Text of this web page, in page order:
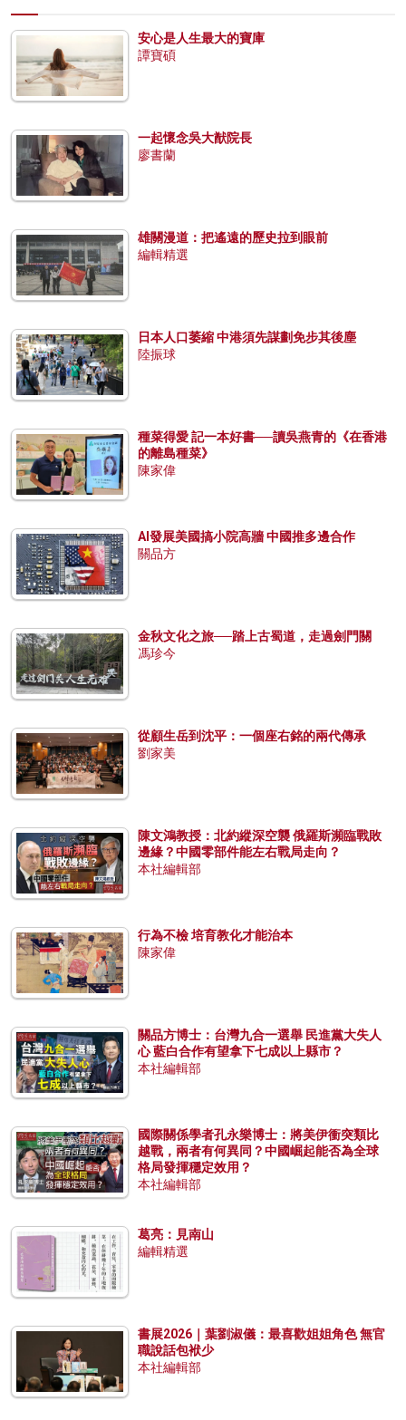
安心是人生最大的寶庫
譚寶碩
一起懷念吳大猷院長
廖書蘭
雄關漫道：把遙遠的歷史拉到眼前
編輯精選
日本人口萎縮 中港須先謀劃免步其後塵
陸振球
種菜得愛 記一本好書──讀吳燕青的《在香港
的離島種菜》
陳家偉
AI發展美國搞小院高牆 中國推多邊合作
關品方
金秋文化之旅──踏上古蜀道，走過劍門關
馮珍今
從顧生岳到沈平：一個座右銘的兩代傳承
劉家美
陳文鴻教授：北約縱深空襲 俄羅斯瀕臨戰敗
邊緣？中國零部件能左右戰局走向？
本社編輯部
行為不檢 培育教化才能治本
陳家偉
關品方博士：台灣九合一選舉 民進黨大失人
心 藍白合作有望拿下七成以上縣市？
本社編輯部
國際關係學者孔永樂博士：將美伊衝突類比
越戰，兩者有何異同？中國崛起能否為全球
格局發揮穩定效用？
本社編輯部
葛亮：見南山
編輯精選
書展2026｜葉劉淑儀：最喜歡姐姐角色 無官
職說話包袱少
本社編輯部